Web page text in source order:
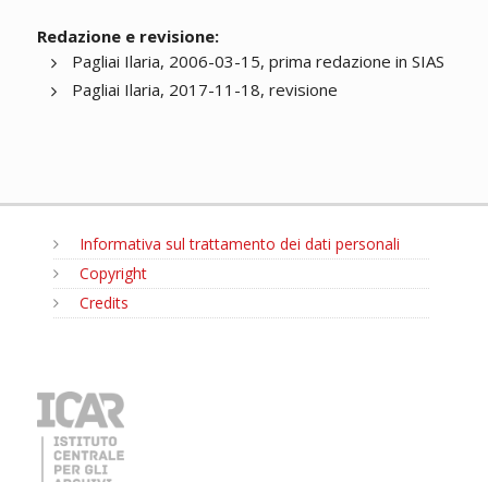
Redazione e revisione:
Pagliai Ilaria, 2006-03-15, prima redazione in SIAS
Pagliai Ilaria, 2017-11-18, revisione
Informativa sul trattamento dei dati personali
Copyright
Credits